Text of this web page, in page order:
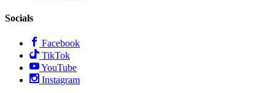
Socials
Facebook
TikTok
YouTube
Instagram